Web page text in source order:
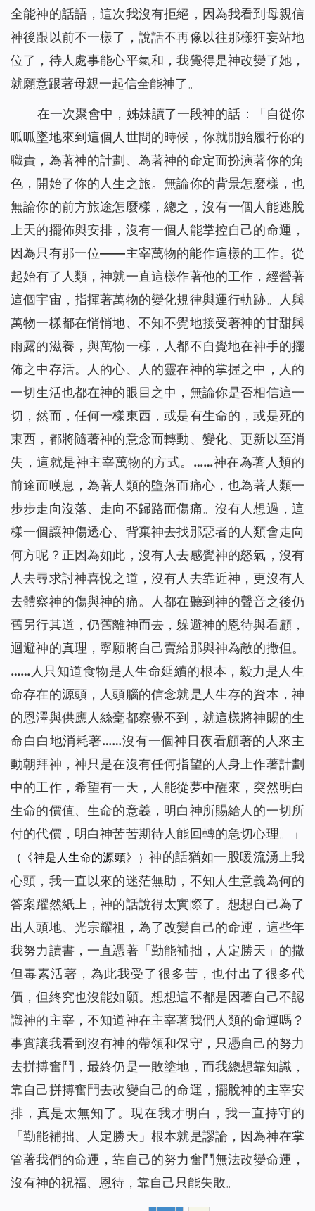
全能神的話語，這次我沒有拒絕，因為我看到母親信
神後跟以前不一樣了，說話不再像以往那樣狂妄站地
位了，待人處事能心平氣和，我覺得是神改變了她，
就願意跟著母親一起信全能神了。
在一次聚會中，姊妹讀了一段神的話：
「自從你
呱呱墜地來到這個人世間的時候，你就開始履行你的
職責，為著神的計劃、為著神的命定而扮演著你的角
色，開始了你的人生之旅。無論你的背景怎麼樣，也
無論你的前方旅途怎麼樣，總之，沒有一個人能逃脫
上天的擺佈與安排，沒有一個人能掌控自己的命運，
因為只有那一位——主宰萬物的能作這樣的工作。從
起始有了人類，神就一直這樣作著他的工作，經營著
這個宇宙，指揮著萬物的變化規律與運行軌跡。人與
萬物一樣都在悄悄地、不知不覺地接受著神的甘甜與
雨露的滋養，與萬物一樣，人都不自覺地在神手的擺
佈之中存活。人的心、人的靈在神的掌握之中，人的
一切生活也都在神的眼目之中，無論你是否相信這一
切，然而，任何一樣東西，或是有生命的，或是死的
東西，都將隨著神的意念而轉動、變化、更新以至消
失，這就是神主宰萬物的方式。……神在為著人類的
前途而嘆息，為著人類的墮落而痛心，也為著人類一
步步走向沒落、走向不歸路而傷痛。沒有人想過，這
樣一個讓神傷透心、背棄神去找那惡者的人類會走向
何方呢？正因為如此，沒有人去感覺神的怒氣，沒有
人去尋求討神喜悅之道，沒有人去靠近神，更沒有人
去體察神的傷與神的痛。人都在聽到神的聲音之後仍
舊另行其道，仍舊離神而去，躲避神的恩待與看顧，
迴避神的真理，寧願將自己賣給那與神為敵的撒但。
……人只知道食物是人生命延續的根本，毅力是人生
命存在的源頭，人頭腦的信念就是人生存的資本，神
的恩澤與供應人絲毫都察覺不到，就這樣將神賜的生
命白白地消耗著……沒有一個神日夜看顧著的人來主
動朝拜神，神只是在沒有任何指望的人身上作著計劃
中的工作，希望有一天，人能從夢中醒來，突然明白
生命的價值、生命的意義，明白神所賜給人的一切所
付的代價，明白神苦苦期待人能回轉的急切心理。」
（《神是人生命的源頭》）神的話猶如一股暖流湧上我
心頭，我一直以來的迷茫無助，不知人生意義為何的
答案躍然紙上，神的話說得太實際了。想想自己為了
出人頭地、光宗耀祖，為了改變自己的命運，這些年
我努力讀書，一直憑著「勤能補拙，人定勝天」的撒
但毒素活著，為此我受了很多苦，也付出了很多代
價，但終究也沒能如願。想想這不都是因著自己不認
識神的主宰，不知道神在主宰著我們人類的命運嗎？
事實讓我看到沒有神的帶領和保守，只憑自己的努力
去拼搏奮鬥，最終仍是一敗塗地，而我總想靠知識，
靠自己拼搏奮鬥去改變自己的命運，擺脫神的主宰安
排，真是太無知了。現在我才明白，我一直持守的
「勤能補拙、人定勝天」根本就是謬論，因為神在掌
管著我們的命運，靠自己的努力奮鬥無法改變命運，
沒有神的祝福、恩待，靠自己只能失敗。